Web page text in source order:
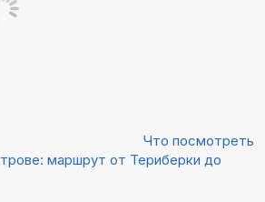
Что посмотреть
маршрут от Териберки до